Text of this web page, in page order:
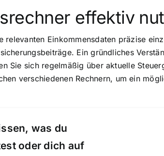
effektiv
Einkommensdaten präzise
Ein gründliches
Sie sich regelmäßig über aktuelle
verschiedenen Rechnern, um ein
was du
oder dich auf